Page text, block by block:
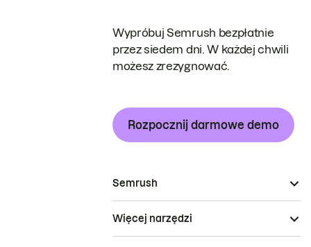
Wypróbuj Semrush bezpłatnie
przez siedem dni. W każdej chwili
możesz zrezygnować.
Rozpocznij darmowe demo
Semrush
Więcej narzędzi